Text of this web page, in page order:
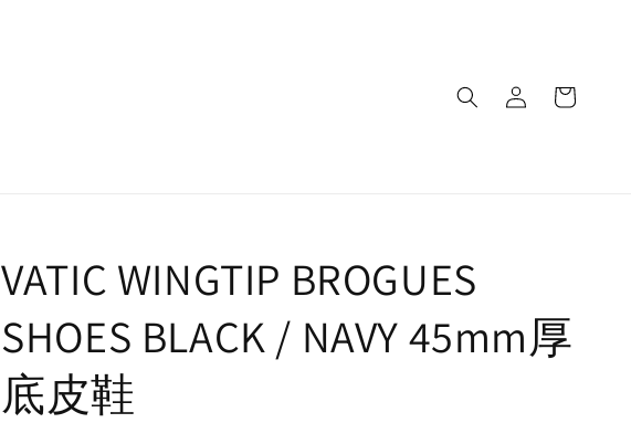
VATIC WINGTIP BROGUES
SHOES BLACK / NAVY 45mm厚
底皮鞋